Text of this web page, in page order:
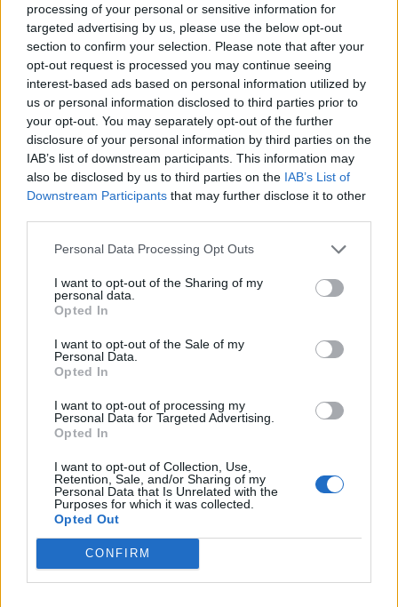
processing of your personal or sensitive information for
targeted advertising by us, please use the below opt-out
section to confirm your selection. Please note that after your
opt-out request is processed you may continue seeing
interest-based ads based on personal information utilized by
us or personal information disclosed to third parties prior to
your opt-out. You may separately opt-out of the further
disclosure of your personal information by third parties on the
IAB’s list of downstream participants. This information may
also be disclosed by us to third parties on the IAB’s List of
Downstream Participants that may further disclose it to other
Personal Data Processing Opt Outs
I want to opt-out of the Sharing of my
personal data.
Opted In
I want to opt-out of the Sale of my
Personal Data.
Opted In
I want to opt-out of processing my
Personal Data for Targeted Advertising.
Opted In
I want to opt-out of Collection, Use,
Retention, Sale, and/or Sharing of my
Personal Data that Is Unrelated with the
Purposes for which it was collected.
Opted Out
CONFIRM
ΡΟΗ ΕΙΔΗΣΕΩΝ
06/08/2026 - 18:10 ΟΙΚΟΝΟΜΙΑ
ΟΠΕΚΑ: Αύριο η δεύτερη πληρωμή των δικαιούχων
του Λογαριασμού Αγροτικής Εστίας
Κυβερνητική Επιτροπή Βιομηχανίας- Κ. Μητσοτάκης:
βιομηχανίας
06/08/2026 - 17:18 ΠΟΛΙΤΙΚΗ
Από τις 28 Αυγούστου η ψηφιακή ενεργοποίηση της
Κάρτας Αγρότη μέσω της ΕΑΕ 2026
06/08/2026 - 16:51 ΟΙΚΟΝΟΜΙΑ
Eurobank: Εξελίξεις και προοπτικές στις αγορές
πετρελαίου και φυσικού αερίου στην Ευρώπη
06/08/2026 - 16:20 ΕΝΕΡΓΕΙΑ